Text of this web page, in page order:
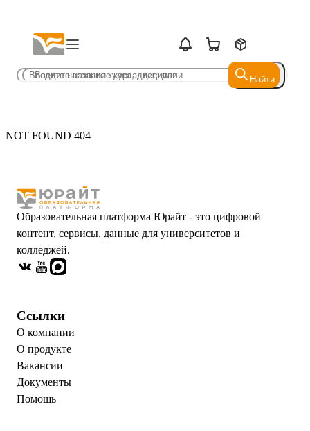
Найти
Найти
NOT FOUND 404
Образовательная платформа Юрайт - это цифровой
контент, сервисы, данные для университетов и
колледжей.
Ссылки
О компании
О продукте
Вакансии
Документы
Помощь